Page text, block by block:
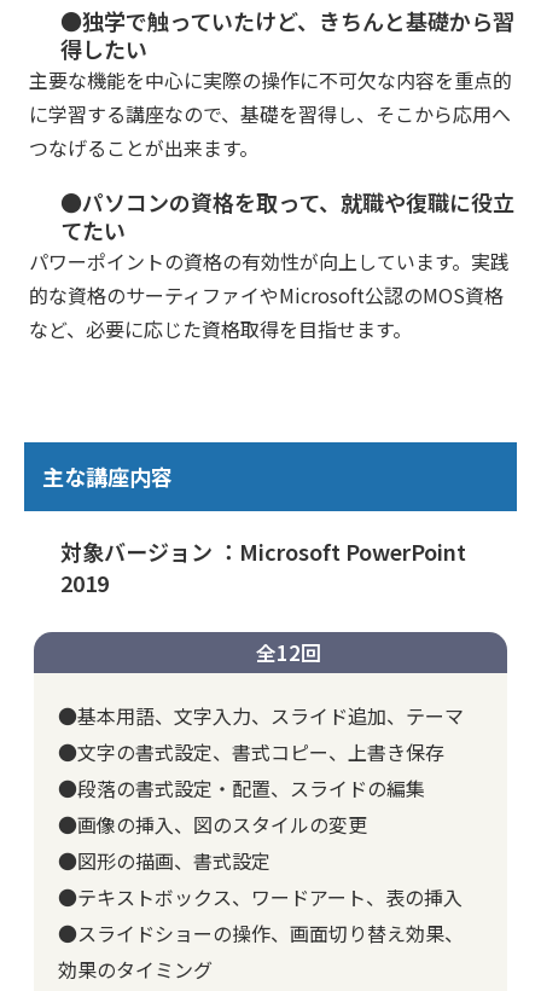
●独学で触っていたけど、きちんと基礎から習
得したい
主要な機能を中心に実際の操作に不可欠な内容を重点的
に学習する講座なので、基礎を習得し、そこから応用へ
つなげることが出来ます。
●パソコンの資格を取って、就職や復職に役立
てたい
パワーポイントの資格の有効性が向上しています。実践
的な資格のサーティファイやMicrosoft公認のMOS資格
など、必要に応じた資格取得を目指せます。
主な講座内容
対象バージョン ：Microsoft PowerPoint
2019
全12回
●基本用語、文字入力、スライド追加、テーマ
●文字の書式設定、書式コピー、上書き保存
●段落の書式設定・配置、スライドの編集
●画像の挿入、図のスタイルの変更
●図形の描画、書式設定
●テキストボックス、ワードアート、表の挿入
●スライドショーの操作、画面切り替え効果、
効果のタイミング